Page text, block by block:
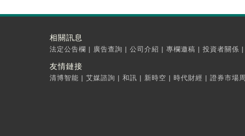
相關訊息
法定公告欄 | 廣告查詢 | 公司介紹 | 專欄邀稿 | 投資者關係 |
友情鏈接
清博智能 | 艾媒諮詢 | 和訊 | 新時空 | 時代財經 | 證券市場